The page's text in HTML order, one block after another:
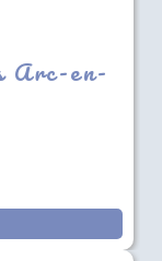
Arc-en-